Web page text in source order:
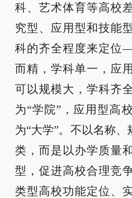
科、艺术体育等高校
究型、应用型和技能
科的齐全程度来定位
而精，学科单一，应
可以规模大，学科齐
为“学院”，应用型高
为“大学”。不以名称
类，而是以办学质量
型，促进高校合理竞
类型高校功能定位、